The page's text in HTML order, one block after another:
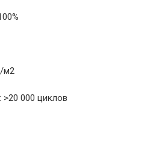
м2
>20 000 циклов